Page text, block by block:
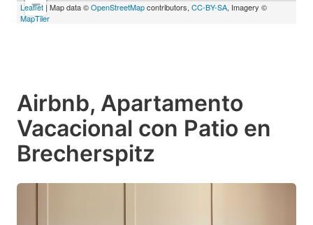
−
Leaflet | Map data ©OpenStreetMapcontributors, CC-BY-SA, Imagery ©
MapTiler
Airbnb, Apartamento
Vacacional con Patio en
Brecherspitz